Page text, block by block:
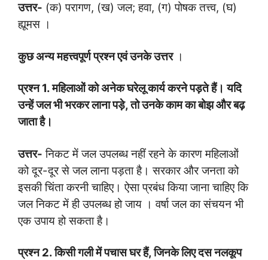
उत्तर- (क) परागण, (ख) जल; हवा, (ग) पोषक तत्त्व, (घ)
ह्यूमस ।
कुछ अन्य महत्त्वपूर्ण प्रश्न एवं उनके उत्तर।
प्रश्न1.महिलाओं को अनेक घरेलू कार्य करने पड़ते हैं। यदि
उन्हें जल भी भरकर लाना पड़े,तो उनके काम का बोझ और बढ़
जाता है।
उत्तर- निकट में जल उपलब्ध नहीं रहने के कारण महिलाओं
को दूर-दूर से जल लाना पड़ता है। सरकार और जनता को
इसकी चिंता करनी चाहिए। ऐसा प्रबंध किया जाना चाहिए कि
जल निकट में ही उपलब्ध हो जाय । वर्षा जल का संचयन भी
एक उपाय हो सकता है।
प्रश्न2.किसी गली में पचास घर हैं,जिनके लिए दस नलकूप